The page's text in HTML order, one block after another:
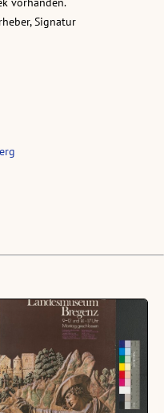
Signatur